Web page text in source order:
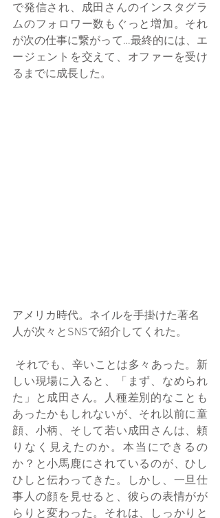
で発信され、成田さんのインスタグラ
ムのフォロワー数もぐっと増加。それ
が次の仕事に繋がって…最終的には、エ
ージェントを交えて、オファーを受け
るまでに成長した。
アメリカ時代。ネイルを手掛けた著名
人が次々とSNSで紹介してくれた。
しい現場に入ると、「まず、なめられ
た」と成田さん。人種差別的なことも
あったかもしれないが、それ以前に童
顔、小柄、そして若い成田さんは、頼
りなく見えたのか。本当にできるの
か？と小馬鹿にされているのが、ひし
ひしと伝わってきた。しかし、一旦仕
事人の顔を見せると、彼らの表情がが
らりと変わった。それは、しっかりと